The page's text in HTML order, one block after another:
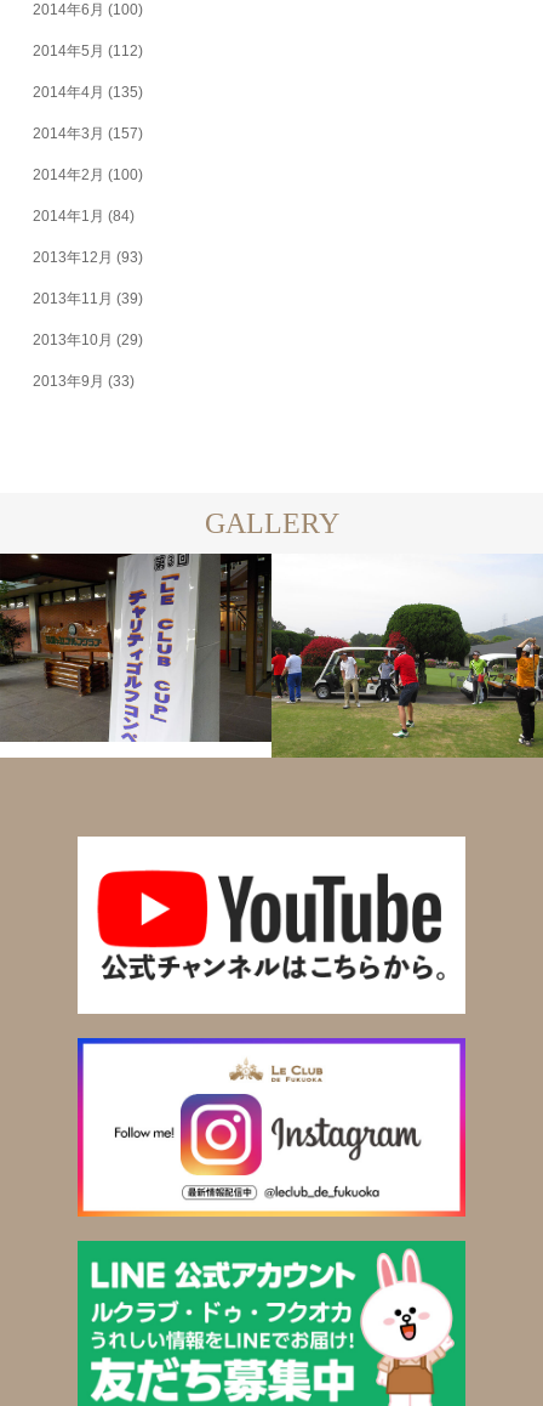
2014年6月 (100)
2014年5月 (112)
2014年4月 (135)
2014年3月 (157)
2014年2月 (100)
2014年1月 (84)
2013年12月 (93)
2013年11月 (39)
2013年10月 (29)
2013年9月 (33)
GALLERY